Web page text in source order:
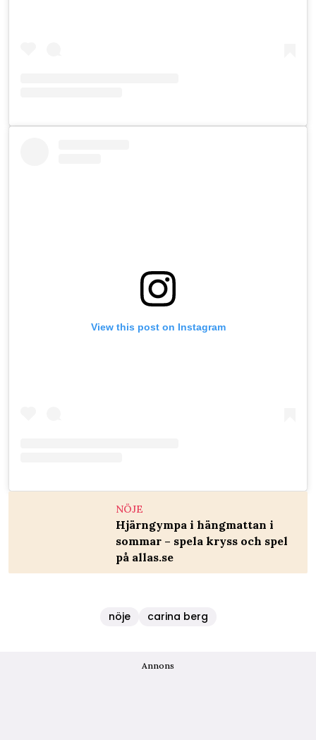
View this post on Instagram
NÖJE
Hjärngympa i hängmattan i
sommar – spela kryss och spel
på allas.se
nöje carina berg
Annons